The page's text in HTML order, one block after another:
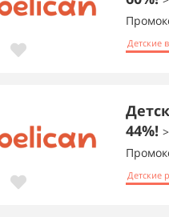
Детские
44%!
Детские